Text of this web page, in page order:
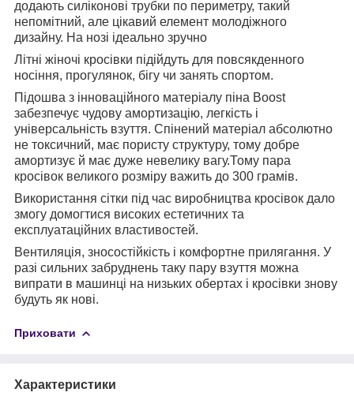
додають силіконові трубки по периметру, такий
непомітний, але цікавий елемент молодіжного
дизайну. На нозі ідеально зручно
Літні жіночі кросівки підійдуть для повсякденного
носіння, прогулянок, бігу чи занять спортом.
Підошва з інноваційного матеріалу піна Boost
забезпечує чудову амортизацію, легкість і
універсальність взуття. Спінений матеріал абсолютно
не токсичний, має пористу структуру, тому добре
амортизує й має дуже невелику вагу.Тому пара
кросівок великого розміру важить до 300 грамів.
Використання сітки під час виробництва кросівок дало
змогу домогтися високих естетичних та
експлуатаційних властивостей.
Вентиляція, зносостійкість і комфортне прилягання. У
разі сильних забруднень таку пару взуття можна
випрати в машинці на низьких обертах і кросівки знову
будуть як нові.
Приховати
Характеристики